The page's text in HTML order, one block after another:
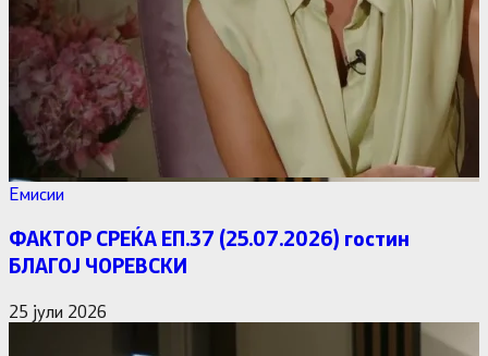
Емисии
ФАКТОР СРЕЌА ЕП.37 (25.07.2026) гостин
БЛАГОЈ ЧОРЕВСКИ
25 јули 2026